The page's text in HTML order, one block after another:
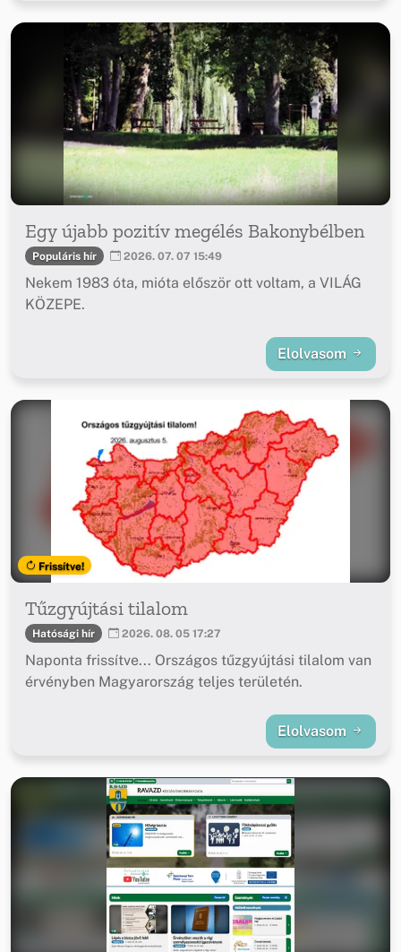
Egy újabb pozitív megélés Bakonybélben
Populáris hír 2026. 07. 07 15:49
Nekem 1983 óta, mióta először ott voltam, a VILÁG
KÖZEPE.
Elolvasom
Frissítve!
Tűzgyújtási tilalom
Hatósági hír 2026. 08. 05 17:27
Naponta frissítve... Országos tűzgyújtási tilalom van
érvényben Magyarország teljes területén.
Elolvasom